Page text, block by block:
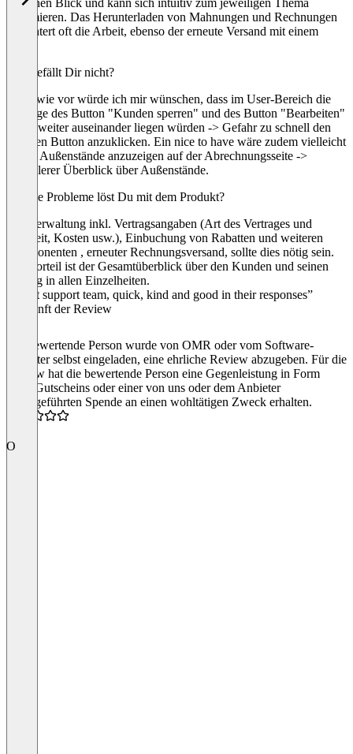
auf einen Blick und kann sich intuitiv zum jeweiligen Thema
informieren. Das Herunterladen von Mahnungen und Rechnungen
erleichtert oft die Arbeit, ebenso der erneute Versand mit einem
Was gefällt Dir nicht?
Nach wie vor würde ich mir wünschen, dass im User-Bereich die
Anzeige des Button "Kunden sperren" und des Button "Bearbeiten"
etwas weiter auseinander liegen würden -> Gefahr zu schnell den
falschen Button anzuklicken. Ein nice to have wäre zudem vielleicht
in Rot Außenstände anzuzeigen auf der Abrechnungsseite ->
schnellerer Überblick über Außenstände.
Welche Probleme löst Du mit dem Produkt?
Userverwaltung inkl. Vertragsangaben (Art des Vertrages und
Laufzeit, Kosten usw.), Einbuchung von Rabatten und weiteren
Komponenten , erneuter Rechnungsversand, sollte dies nötig sein.
Der Vorteil ist der Gesamtüberblick über den Kunden und seinen
Vertrag in allen Einzelheiten.
“Great support team, quick, kind and good in their responses”
Herkunft der Review
Die bewertende Person wurde von OMR oder vom Software-
Anbieter selbst eingeladen, eine ehrliche Review abzugeben. Für die
Review hat die bewertende Person eine Gegenleistung in Form
eines Gutscheins oder einer von uns oder dem Anbieter
durchgeführten Spende an einen wohltätigen Zweck erhalten.
O